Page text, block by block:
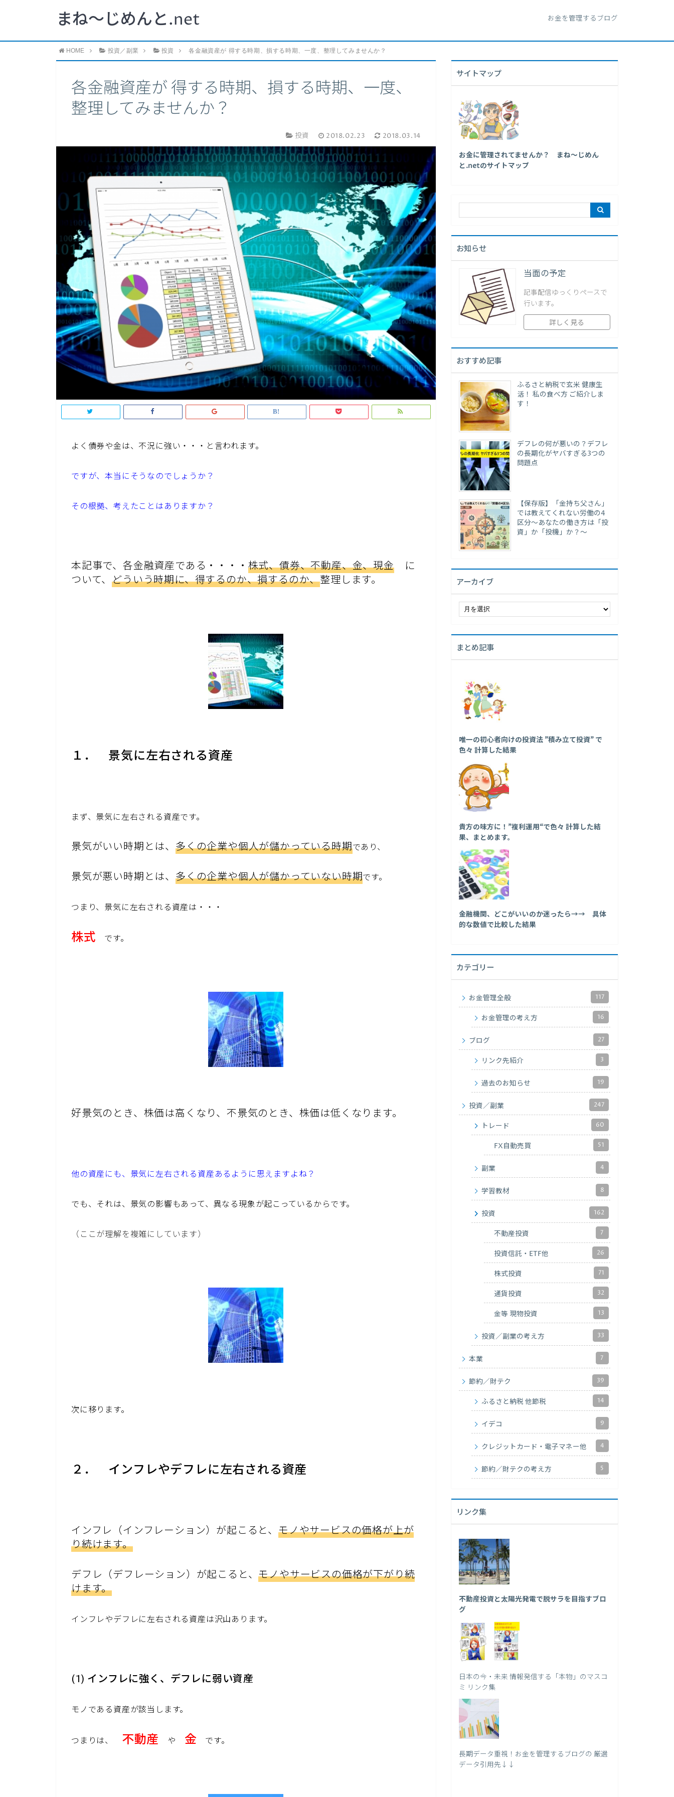
まね～じめんと.net お金を管理するブログ
HOME 投資／副業 投資 各金融資産が 得する時期、損する時期、一度、整理してみませんか？
各金融資産が 得する時期、損する時期、一度、
整理してみませんか？
投資 2018.02.23 2018.03.14
よく債券や金は、不況に強い・・・と言われます。
ですが、本当にそうなのでしょうか？
その根拠、考えたことはありますか？
本記事で、各金融資産である・・・・ 株式、債券、不動産、金、現金に
ついて、どういう時期に、得するのか、損するのか、整理します。
１． 景気に左右される資産
まず、景気に左右される資産です。
景気がいい時期とは、 多くの企業や個人が儲かっている時期であり、
景気が悪い時期とは、 多くの企業や個人が儲かっていない時期です。
つまり、景気に左右される資産は・・・
株式 です。
好景気のとき、株価は高くなり、不景気のとき、株価は低くなります。
他の資産にも、景気に左右される資産あるように思えますよね？
でも、それは、景気の影響もあって、異なる現象が起こっているからです。
（ここが理解を複雑にしています）
次に移ります。
２． インフレやデフレに左右される資産
インフレ（インフレーション）が起こると、 モノやサービスの価格が上が
り続けます。
デフレ（デフレーション）が起こると、モノやサービスの価格が下がり続
けます。
インフレやデフレに左右される資産は沢山あります。
(1) インフレに強く、デフレに弱い資産
モノである資産が該当します。
つまりは、 不動産 や 金 です。
サイトマップ
お金に管理されてませんか？ まね～じめん
と.netのサイトマップ
お知らせ
当面の予定
記事配信ゆっくりペースで
行います。
詳しく見る
おすすめ記事
ふるさと納税で玄米 健康生
活！ 私の食べ方 ご紹介しま
す！
デフレの何が悪いの？デフレ
の長期化がヤバすぎる3つの
問題点
【保存版】「金持ち父さん」
では教えてくれない労働の4
区分〜あなたの働き方は「投
資」か「投機」か？〜
アーカイブ
イ
ブまとめ記事
唯一の初心者向けの投資法 ”積み立て投資” で
色々 計算した結果
貴方の味方に！”複利運用“で色々 計算した結
果、まとめます。
金融機関、どこがいいのか迷ったら→→ 具体
的な数値で比較した結果
カテゴリー
お金管理全般 117
お金管理の考え方 16
ブログ 27
リンク先紹介 3
過去のお知らせ 19
投資／副業 247
トレード 60
FX自動売買 51
副業 4
学習教材 8
投資 162
不動産投資 7
投資信託・ETF他 26
株式投資 71
通貨投資 32
金等 現物投資 13
投資／副業の考え方 33
本業 7
節約／財テク 39
ふるさと納税 他節税 14
イデコ 9
クレジットカード・電子マネー他 4
節約／財テクの考え方 5
リンク集
不動産投資と太陽光発電で脱サラを目指すブロ
グ
日本の今・未来 情報発信する「本物」のマスコ
ミ リンク集
長期データ重視！お金を管理するブログの 厳選
データ引用先↓↓